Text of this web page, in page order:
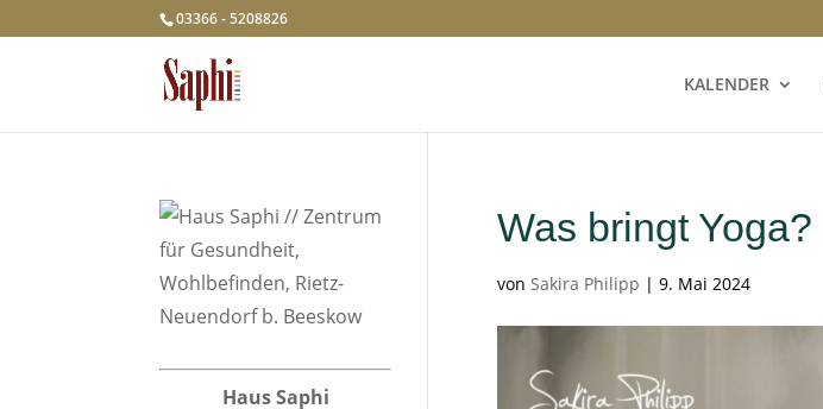
03366 - 5208826
KALENDER
Was bringt Yoga?
von Sakira Philipp | 9. Mai 2024
Haus Saphi